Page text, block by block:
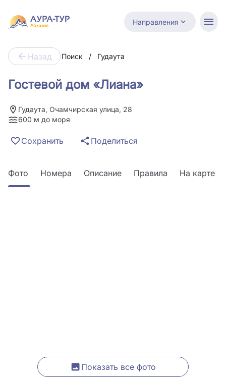
Направления
Назад Поиск / Гудаута
Гостевой дом «Лиана»
Гудаута, Очамчирская улица, 28
600 м до моря
Сохранить Поделиться
Фото Номера Описание Правила На карте
Показать все фото